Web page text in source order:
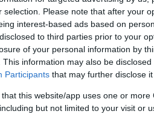
selection. Please note that after your
interest-based ads based on
to third parties prior to your
of your personal information by
This information may also be
Participants that may further disclose
that this website/app uses one or
but not limited to your visit or